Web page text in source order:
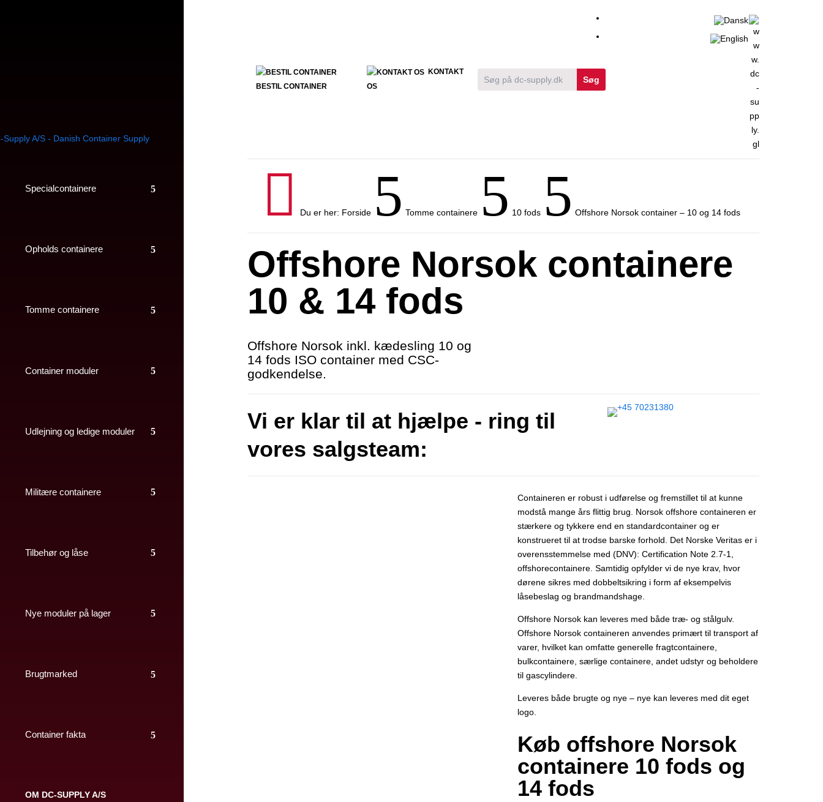
Specialcontainere
Opholds containere
Tomme containere
Container moduler
Udlejning og ledige moduler
Militære containere
Tilbehør og låse
Nye moduler på lager
Brugtmarked
Container fakta
OM DC-SUPPLY A/S
BESTIL CONTAINER
KONTAKT
OS
 Du er her: Forside 5 Tomme containere 5 10 fods 5 Offshore Norsok container – 10 og 14 fods
Offshore Norsok containere
10 & 14 fods
Offshore Norsok inkl. kædesling 10 og
14 fods ISO container med CSC-
godkendelse.
Vi er klar til at hjælpe - ring til
vores salgsteam:
Containeren er robust i udførelse og fremstillet til at kunne
modstå mange års flittig brug. Norsok offshore containeren er
stærkere og tykkere end en standardcontainer og er
konstrueret til at trodse barske forhold. Det Norske Veritas er i
overensstemmelse med (DNV): Certification Note 2.7-1,
offshorecontainere. Samtidig opfylder vi de nye krav, hvor
dørene sikres med dobbeltsikring i form af eksempelvis
låsebeslag og brandmandshage.
Offshore Norsok kan leveres med både træ- og stålgulv.
Offshore Norsok containeren anvendes primært til transport af
varer, hvilket kan omfatte generelle fragtcontainere,
bulkcontainere, særlige containere, andet udstyr og beholdere
til gascylindere.
Leveres både brugte og nye – nye kan leveres med dit eget
logo.
Køb offshore Norsok
containere 10 fods og
14 fods